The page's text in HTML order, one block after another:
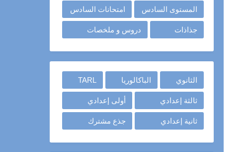
المستوى السادس امتحانات السادس
جذاذات دروس و ملخصات
الثانوي الباكالوريا TARL
ثالثة إعدادي أولى إعدادي
ثانية إعدادي جذع مشترك